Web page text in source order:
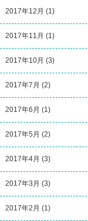
2017年12月 (1)
2017年11月 (1)
2017年10月 (3)
2017年7月 (2)
2017年6月 (1)
2017年5月 (2)
2017年4月 (3)
2017年3月 (3)
2017年2月 (1)